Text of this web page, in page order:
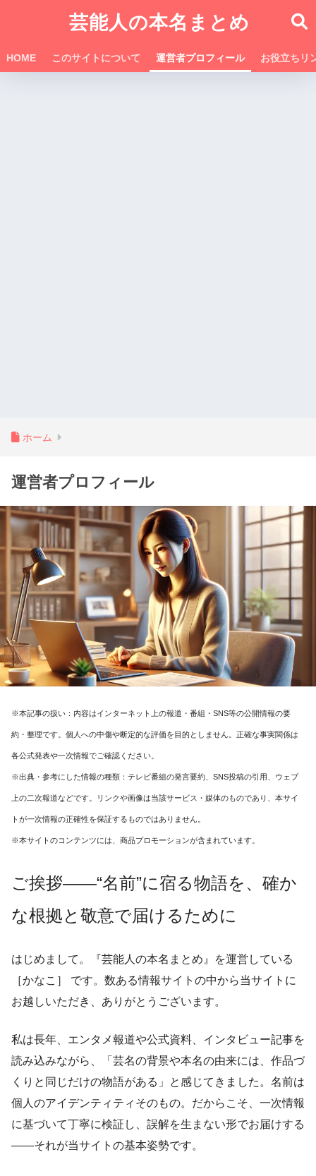
芸能人の本名まとめ
HOME このサイトについて 運営者プロフィール お役立ちリ
ホーム
運営者プロフィール
※本記事の扱い：内容はインターネット上の報道・番組・SNS等の公開情報の要
約・整理です。個人への中傷や断定的な評価を目的としません。正確な事実関係は
各公式発表や一次情報でご確認ください。
※出典・参考にした情報の種類：テレビ番組の発言要約、SNS投稿の引用、ウェブ
上の二次報道などです。リンクや画像は当該サービス・媒体のものであり、本サイ
トが一次情報の正確性を保証するものではありません。
※本サイトのコンテンツには、商品プロモーションが含まれています。
ご挨拶――“名前”に宿る物語を、確か
な根拠と敬意で届けるために
はじめまして。『芸能人の本名まとめ』を運営している
［かなこ］ です。数ある情報サイトの中から当サイトに
お越しいただき、ありがとうございます。
私は長年、エンタメ報道や公式資料、インタビュー記事を
読み込みながら、「芸名の背景や本名の由来には、作品づ
くりと同じだけの物語がある」と感じてきました。名前は
個人のアイデンティティそのもの。だからこそ、一次情報
に基づいて丁寧に検証し、誤解を生まない形でお届けする
――それが当サイトの基本姿勢です。